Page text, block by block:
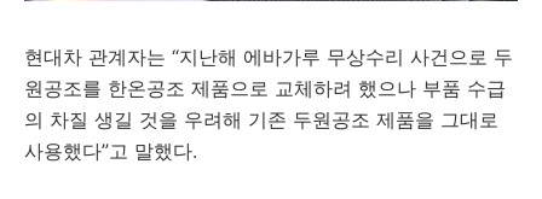
현대차 관계자는 “지난해 에바가루 무상수리 사건으로 두
원공조를 한온공조 제품으로 교체하려 했으나 부품 수급
의 차질 생길 것을 우려해 기존 두원공조 제품을 그대로
사용했다”고 말했다.